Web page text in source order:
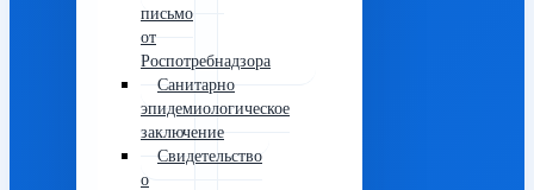
письмо
от
Роспотребнадзора
Санитарно
эпидемиологическое
заключение
Свидетельство
о